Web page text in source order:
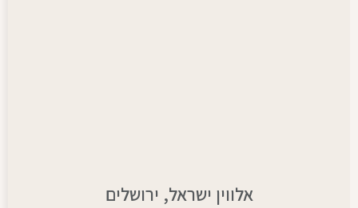
אלווין ישראל, ירושלים